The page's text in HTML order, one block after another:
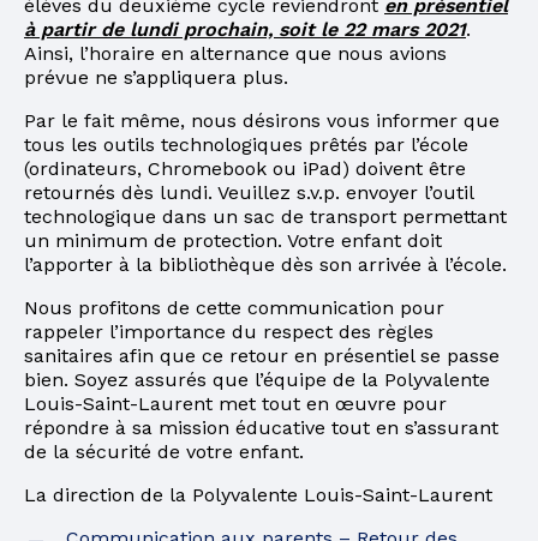
élèves du deuxième cycle reviendront en présentiel
à partir de lundi prochain, soit le 22 mars 2021.
Ainsi, l’horaire en alternance que nous avions
prévue ne s’appliquera plus.
Par le fait même, nous désirons vous informer que
tous les outils technologiques prêtés par l’école
(ordinateurs, Chromebook ou iPad) doivent être
retournés dès lundi. Veuillez s.v.p. envoyer l’outil
technologique dans un sac de transport permettant
un minimum de protection. Votre enfant doit
l’apporter à la bibliothèque dès son arrivée à l’école.
Nous profitons de cette communication pour
rappeler l’importance du respect des règles
sanitaires afin que ce retour en présentiel se passe
bien. Soyez assurés que l’équipe de la Polyvalente
Louis-Saint-Laurent met tout en œuvre pour
répondre à sa mission éducative tout en s’assurant
de la sécurité de votre enfant.
La direction de la Polyvalente Louis-Saint-Laurent